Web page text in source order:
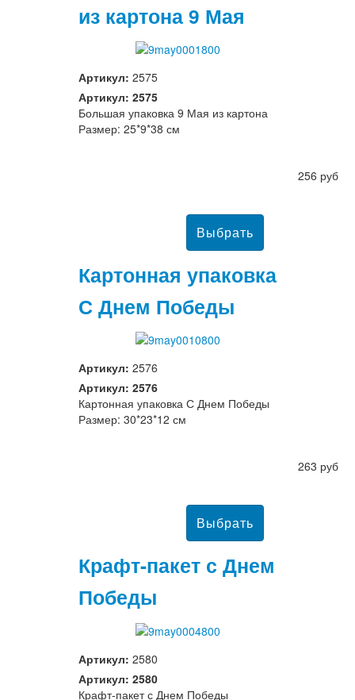
из картона 9 Мая
Артикул: 2575
Артикул: 2575
Большая упаковка 9 Мая из картона
Размер: 25*9*38 см
256 руб
Картонная упаковка
С Днем Победы
Артикул: 2576
Артикул: 2576
Картонная упаковка С Днем Победы
Размер: 30*23*12 см
263 руб
Крафт-пакет с Днем
Победы
Артикул: 2580
Артикул: 2580
Крафт-пакет с Днем Победы